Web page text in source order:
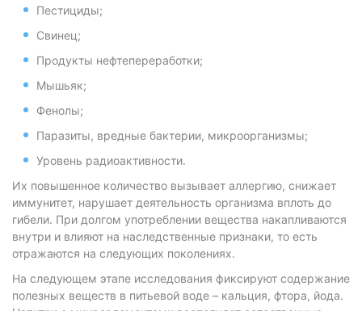
Пестициды;
Свинец;
Продукты нефтепереработки;
Мышьяк;
Фенолы;
Паразиты, вредные бактерии, микроорганизмы;
Уровень радиоактивности.
Их повышенное количество вызывает аллергию, снижает
иммунитет, нарушает деятельность организма вплоть до
гибели. При долгом употреблении вещества накапливаются
внутри и влияют на наследственные признаки, то есть
отражаются на следующих поколениях.
На следующем этапе исследования фиксируют содержание
полезных веществ в питьевой воде – кальция, фтора, йода.